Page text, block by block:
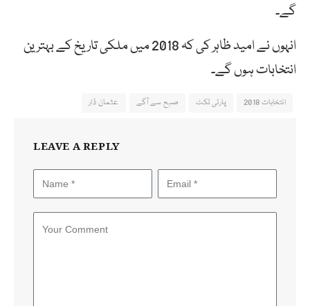
گے۔
انہوں نے امید ظاہر کی کہ 2018 میں ملکی تاریخ کے بہترین
انتخابات ہوں گے۔
انتخابات 2018 پارٹی ٹکٹ صبح سے آگے عثمان ڈار
LEAVE A REPLY